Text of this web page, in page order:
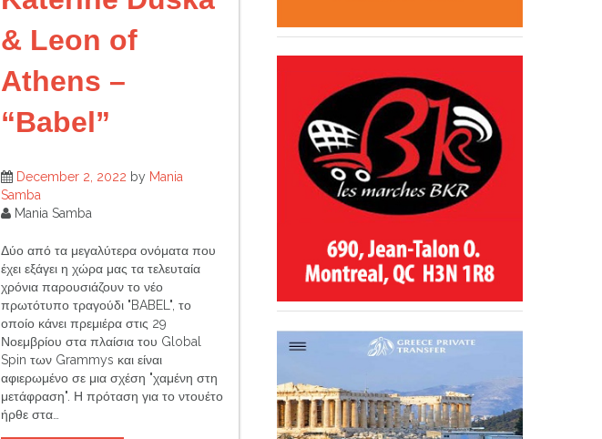
& Leon of
Athens –
“Babel”
December 2, 2022 by Mania
Samba
Mania Samba
Δύο από τα μεγαλύτερα ονόματα που
έχει εξάγει η χώρα μας τα τελευταία
χρόνια παρουσιάζουν το νέο
πρωτότυπο τραγούδι "BABEL", το
οποίο κάνει πρεμιέρα στις 29
Νοεμβρίου στα πλαίσια του Global
Spin των Grammys και είναι
αφιερωμένο σε μια σχέση "χαμένη στη
μετάφραση". Η πρόταση για το ντουέτο
ήρθε στα…